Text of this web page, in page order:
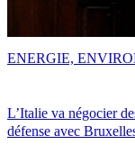
L’Italie va négocier
défense avec
ENERGIE,